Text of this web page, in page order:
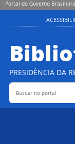
Portal do Governo Brasileiro
PRESIDÊNCIA DA
Buscar no portal